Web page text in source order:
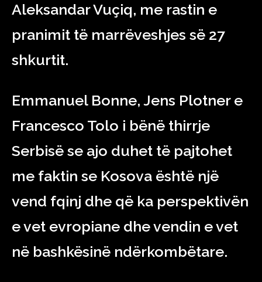
Aleksandar Vuçiq, me rastin e
pranimit të marrëveshjes së 27
shkurtit.
Emmanuel Bonne, Jens Plotner e
Francesco Tolo i bënë thirrje
Serbisë se ajo duhet të pajtohet
me faktin se Kosova është një
vend fqinj dhe që ka perspektivën
e vet evropiane dhe vendin e vet
në bashkësinë ndërkombëtare.